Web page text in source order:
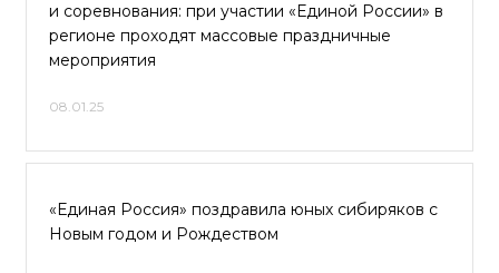
и соревнования: при участии «Единой России» в
регионе проходят массовые праздничные
мероприятия
08.01.25
«Единая Россия» поздравила юных сибиряков с
Новым годом и Рождеством